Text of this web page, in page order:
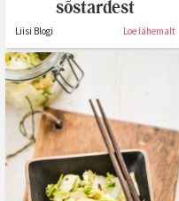
sõstardest
Liisi Blogi Loe lähemalt